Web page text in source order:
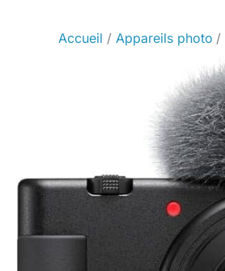
Accueil Appareils photo